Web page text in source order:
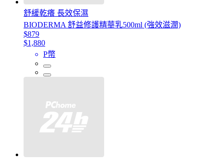
舒緩乾癢 長效保濕
BIODERMA 舒益修護精華乳500ml (強效滋潤)
$879
$1,880
P幣